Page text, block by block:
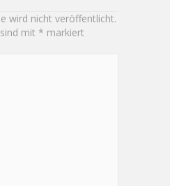
wird nicht veröffentlicht.
mit * markiert